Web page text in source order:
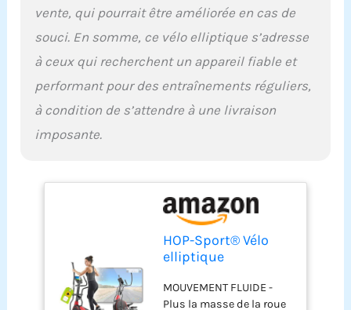
doté de plateformes
facile à ranger grâce aux
roulettes de transport et
peut être plié. 2,41 € d'éco
participation. IMPORTANT
! Nous avons réservé
qu'après avoir pris
rendez-vous. Il est donc
important d'indiquer des
coordonnées valables
Si vous indiquez des
coordonnées
vente, qui pourrait être améliorée en cas de
souci. En somme, ce vélo elliptique s’adresse
à ceux qui recherchent un appareil fiable et
performant pour des entraînements réguliers,
à condition de s’attendre à une livraison
imposante.
HOP-Sport® Vélo
elliptique
Pliable HS-095CF
Prizm, Roue
MOUVEMENT FLUIDE -
Plus la masse de la roue